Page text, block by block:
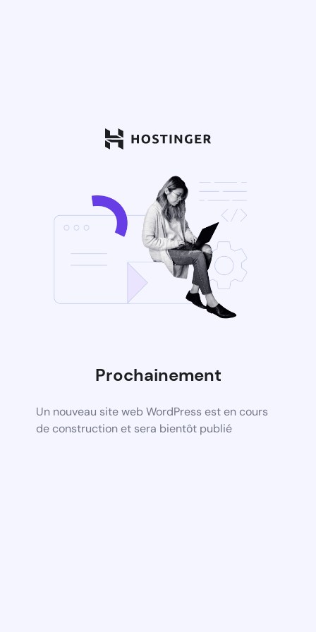
Prochainement
Un nouveau site web WordPress est en cours
de construction et sera bientôt publié